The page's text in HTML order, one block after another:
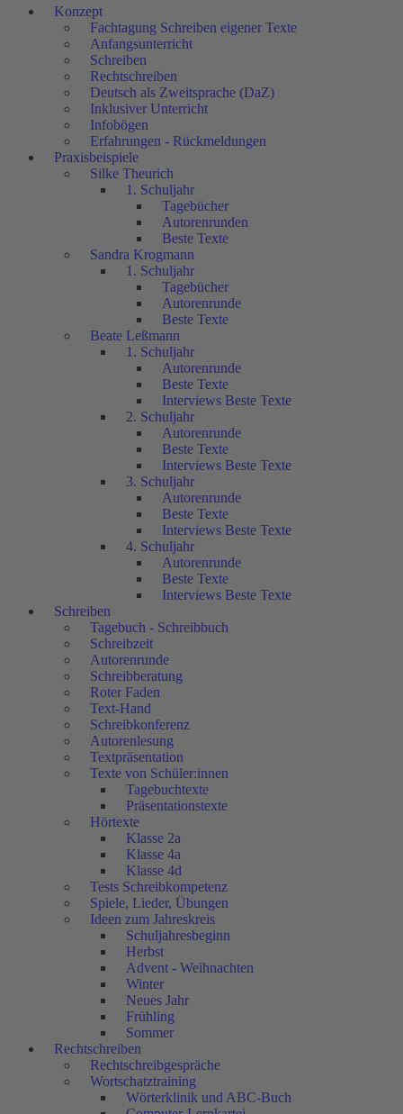
Konzept
Fachtagung Schreiben eigener Texte
Anfangsunterricht
Schreiben
Rechtschreiben
Deutsch als Zweitsprache (DaZ)
Inklusiver Unterricht
Infobögen
Erfahrungen - Rückmeldungen
Praxisbeispiele
Silke Theurich
1. Schuljahr
Tagebücher
Autorenrunden
Beste Texte
Sandra Krogmann
1. Schuljahr
Tagebücher
Autorenrunde
Beste Texte
Beate Leßmann
1. Schuljahr
Autorenrunde
Beste Texte
Interviews Beste Texte
2. Schuljahr
Autorenrunde
Beste Texte
Interviews Beste Texte
3. Schuljahr
Autorenrunde
Beste Texte
Interviews Beste Texte
4. Schuljahr
Autorenrunde
Beste Texte
Interviews Beste Texte
Schreiben
Tagebuch - Schreibbuch
Schreibzeit
Autorenrunde
Schreibberatung
Roter Faden
Text-Hand
Schreibkonferenz
Autorenlesung
Textpräsentation
Texte von Schüler:innen
Tagebuchtexte
Präsentationstexte
Hörtexte
Klasse 2a
Klasse 4a
Klasse 4d
Tests Schreibkompetenz
Spiele, Lieder, Übungen
Ideen zum Jahreskreis
Schuljahresbeginn
Herbst
Advent - Weihnachten
Winter
Neues Jahr
Frühling
Sommer
Rechtschreiben
Rechtschreibgespräche
Wortschatztraining
Wörterklinik und ABC-Buch